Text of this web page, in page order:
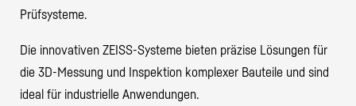
Prüfsysteme.
Die innovativen ZEISS-Systeme bieten präzise Lösungen für
die 3D-Messung und Inspektion komplexer Bauteile und sind
ideal für industrielle Anwendungen.